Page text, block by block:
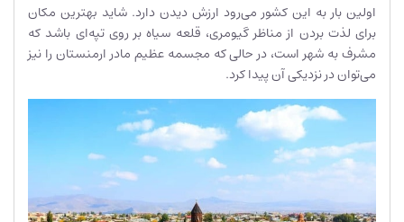
اولین بار به این کشور می‌رود ارزش دیدن دارد. شاید بهترین مکان
برای لذت بردن از مناظر گیومری، قلعه سیاه بر روی تپه‌ای باشد که
مشرف به شهر است، در حالی که مجسمه عظیم مادر ارمنستان را نیز
می‌توان در نزدیکی آن پیدا کرد.